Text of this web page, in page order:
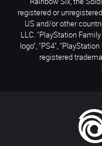
registered or
US and/or other
LLC. "PlayStation Family
logo", "PS4",
registered